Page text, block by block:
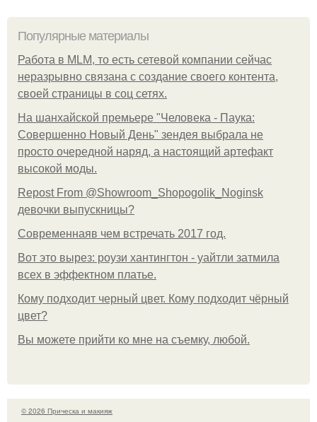
Популярные материалы
Работа в MLM, то есть сетевой компании сейчас
неразрывно связана с создание своего контента,
своей страницы в соц сетях.
На шанхайской премьере "Человека - Паука:
Совершенно Новый День" зендея выбрала не
просто очередной наряд, а настоящий артефакт
высокой моды.
Repost From @Showroom_Shopogolik_Noginsk
девочки выпускницы?
Современнаяв чем встречать 2017 год.
Вот это вырез: роузи хантингтон - уайтли затмила
всех в эффектном платьe.
Кому подходит черный цвет. Кому подходит чёрный
цвет?
Вы можете прийти ко мне на съемку, любой.
© 2026 Прическа и макияж